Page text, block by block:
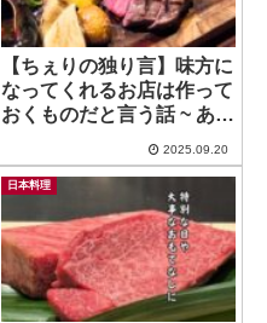
【ちぇりの独り言】味方に
なってくれるお店は作って
おくものだと言う話 ~ あり
2025.09.20
日本料理